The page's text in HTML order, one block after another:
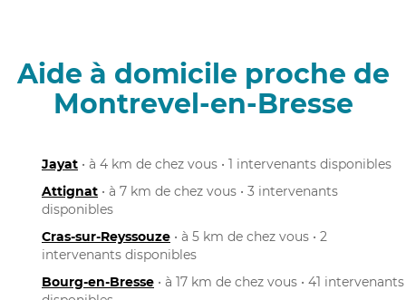
Aide à domicile proche de
Montrevel-en-Bresse
Jayat • à 4 km de chez vous • 1 intervenants disponibles
Attignat • à 7 km de chez vous • 3 intervenants
disponibles
Cras-sur-Reyssouze • à 5 km de chez vous • 2
intervenants disponibles
Bourg-en-Bresse • à 17 km de chez vous • 41 intervenants